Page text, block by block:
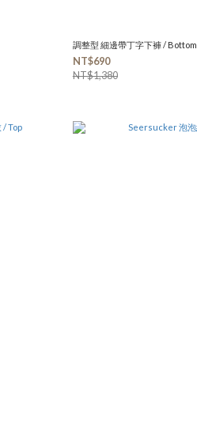
調整型 細邊帶丁字下褲 / Bottom
NT$690
NT$1,380